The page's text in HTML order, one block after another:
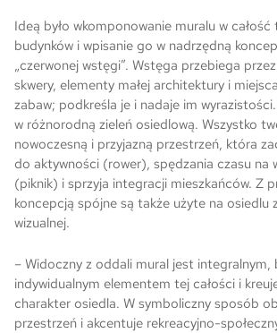
Ideą było wkomponowanie muralu w całość
budynków i wpisanie go w nadrzędną
„czerwonej wstęgi”. Wstęga przebiega
skwery, elementy małej architektury i
zabaw; podkreśla je i nadaje im
w różnorodną zieleń osiedlową. Wszystko
nowoczesną i przyjazną przestrzeń, która
do aktywności (rower), spędzania czasu na
(piknik) i sprzyja integracji mieszkańców. Z
koncepcją spójne są także użyte na osiedlu
wizualnej.
– Widoczny z oddali mural jest integralnym,
indywidualnym elementem tej całości i
charakter osiedla. W symboliczny sposób
przestrzeń i akcentuje rekreacyjno-